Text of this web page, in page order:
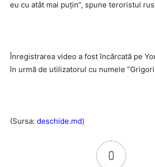
eu cu atât mai puțin”, spune teroristul
Înregistrarea video a fost încărcată pe
în urmă de utilizatorul cu numele
(Sursa: deschide.md)
0